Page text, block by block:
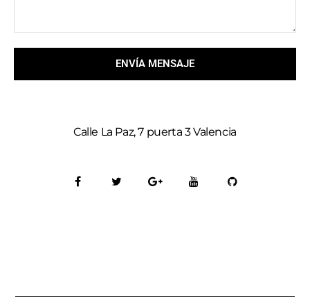
ENVÍA MENSAJE
Calle La Paz, 7 puerta 3 Valencia